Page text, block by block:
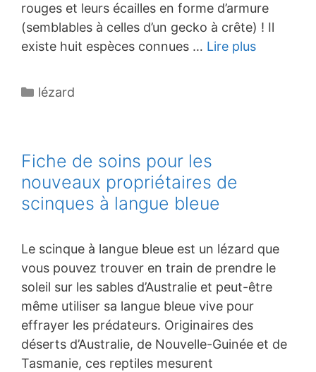
rouges et leurs écailles en forme d’armure
(semblables à celles d’un gecko à crête) ! Il
existe huit espèces connues … Lire plus
Catégories
lézard
Fiche de soins pour les
nouveaux propriétaires de
scinques à langue bleue
Le scinque à langue bleue est un lézard que
vous pouvez trouver en train de prendre le
soleil sur les sables d’Australie et peut-être
même utiliser sa langue bleue vive pour
effrayer les prédateurs. Originaires des
déserts d’Australie, de Nouvelle-Guinée et de
Tasmanie, ces reptiles mesurent